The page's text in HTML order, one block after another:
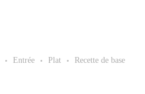
Entrée Plat Recette de base